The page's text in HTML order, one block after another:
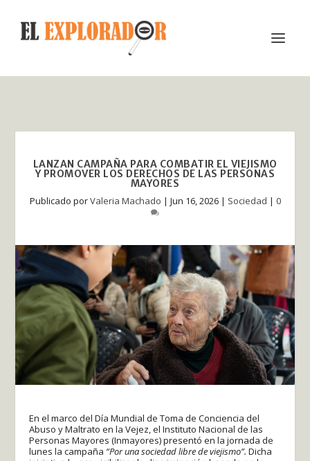
LANZAN CAMPAÑA PARA COMBATIR EL VIEJISMO
Y PROMOVER LOS DERECHOS DE LAS PERSONAS
MAYORES
Publicado porValeria Machado | Jun 16, 2026| Sociedad | 0
En el marco del Día Mundial de Toma de Conciencia del
Abuso y Maltrato en la Vejez, el Instituto Nacional de las
Personas Mayores (Inmayores) presentó en la jornada de
lunes la campaña “Por una sociedad libre de viejismo”.Dicha